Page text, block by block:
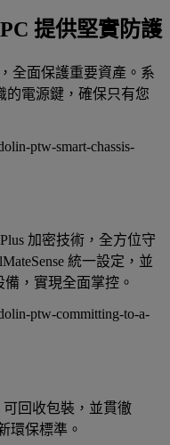
提供堅實防護
全面保護重要資產。系
的電源鍵，確保只有您
加密技術，全方位守
統一設定，並
備，實現全面掌控。
回收包裝，並貫徹
環保標準。